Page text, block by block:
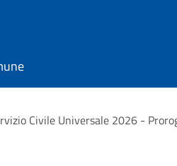
Civile Universale 2026 -